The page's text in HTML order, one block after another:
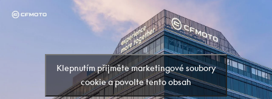
Klepnutím přijměte marketingové soubory
cookie a povolte tento obsah